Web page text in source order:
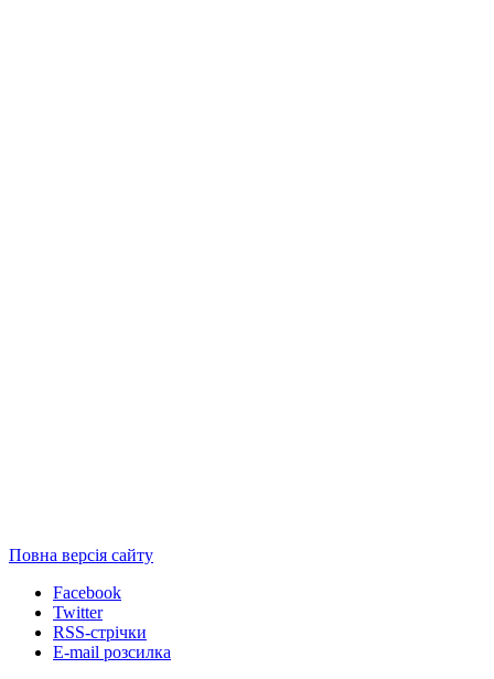
Повна версія сайту
Facebook
Twitter
RSS-стрічки
E-mail розсилка